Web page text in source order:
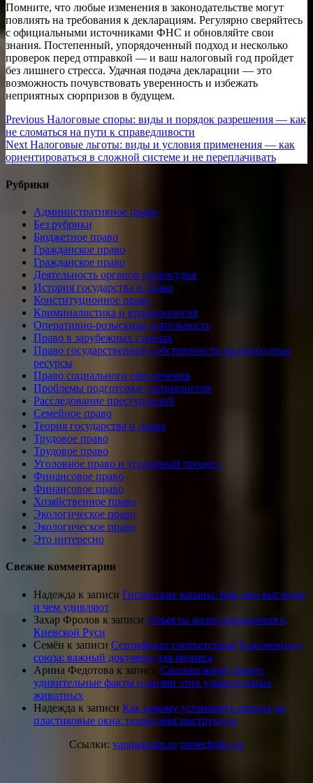
Помните, что любые изменения в законодательстве могут
повлиять на требования к декларациям. Регулярно сверяйтесь
с официальными источниками ФНС и обновляйте свои
знания. Постепенный, упорядоченный подход и несколько
проверок перед отправкой — и ваш налоговый год пройдет
без лишнего стресса. Удачная подача декларации — это
возможность почувствовать уверенность и избежать
неприятных сюрпризов в будущем.
Навигация
по
записям
Previous Previous
post:
Налоговые споры: виды и порядок разрешения — как
не сломаться на пути к справедливости
Next Next
post:
Налоговые льготы: виды и условия применения — как
ориентироваться в сложной системе и не переплачивать
Рубрики
Административное право
Без рубрики
Бюджетное право
Гражданское право
Гражданское право
Деятельность органов правосудия
История государства и права
Конституционное право
Криминалистика и криминология
Оперативно-розыскная деятельность
Право в зарубежных странах
Право государственной собственности на природные
ресурсы
Право социального обеспечения
Проблемы подготовки специалистов
Расследование преступлений
Семейное право
Теория государства и права
Трудовое право
Трудовое право
Уголовное право и уголовный процесс
Финансовое право
Финансовое право
Хозяйственное право
Экологическое право
Экологическое право
Это интересно
Свежие комментарии
Надежда к записи Гигантские вараны: Как они выглядят
и чем удивляют
Захар Фролов к записи Объекты налогообложения в
Киевской Руси
Семён к записи Сертификат соответствия Таможенного
союза: важный документ для бизнеса
Арина Федотова к записи Сколько живет бобер:
удивительные факты о жизни этих удивительных
животных
Надежда к записи Как самому установить откосы на
пластиковые окна: пошаговая инструкция
Ссылки: vannadizain.ru protechniky.ru